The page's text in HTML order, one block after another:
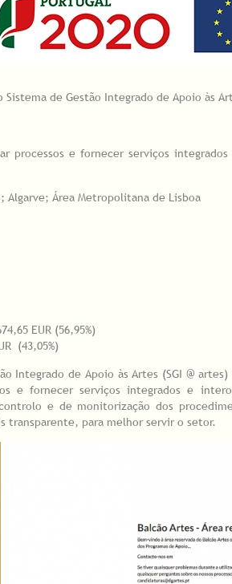
de Gestão Integrado de Apoio às
processos e fornecer serviços
Área Metropolitana de Lisboa
EUR (56,95%)
(43,05%)
Integrado de Apoio às Artes (SGI @
e fornecer serviços integrados e
e de monitorização dos
transparente, para melhor servir o setor.